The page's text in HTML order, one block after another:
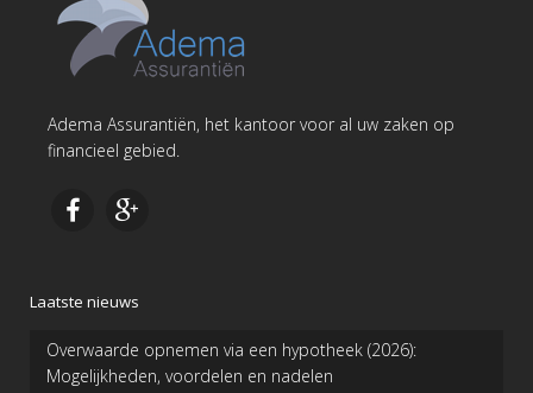
Adema Assurantiën, het kantoor voor al uw zaken op
financieel gebied.
Laatste nieuws
Overwaarde opnemen via een hypotheek (2026):
Mogelijkheden, voordelen en nadelen